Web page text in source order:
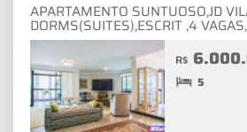
APARTAMENTO SUNTUOSO,JD
DORMS(SUITES),ESCRIT ,4
R$
5